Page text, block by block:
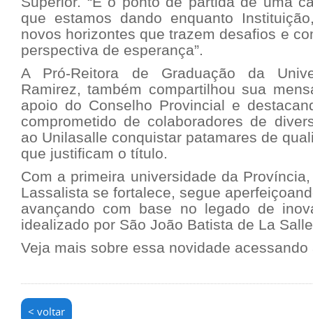
que estamos dando enquanto
novos horizontes que trazem desafios e
perspectiva de esperança”.
A Pró-Reitora de Graduação da
Ramirez, também compartilhou sua
apoio do Conselho Provincial e
comprometido de colaboradores de
ao Unilasalle conquistar patamares de
que justificam o título.
Com a primeira universidade da
Lassalista se fortalece, segue
avançando com base no legado de
idealizado por São João Batista de La
Veja mais sobre essa novidade acessando
< voltar